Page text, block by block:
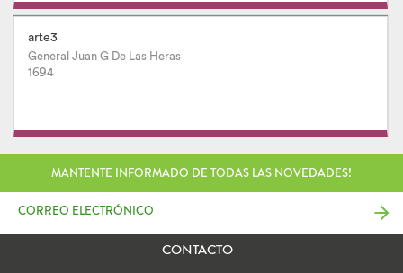
arte3
General Juan G De Las Heras
1694
MANTENTE INFORMADO DE TODAS LAS NOVEDADES!
CONTACTO